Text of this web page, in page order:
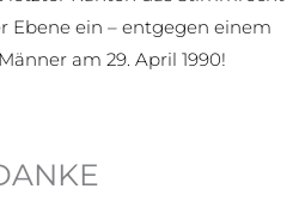
Ebene ein – entgegen einem
am 29. April 1990!